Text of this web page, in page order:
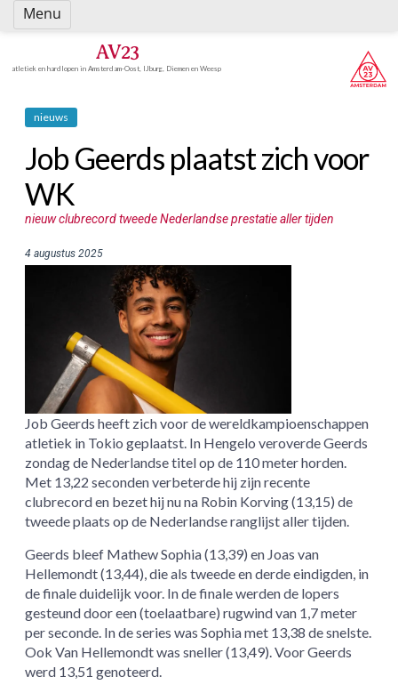
Spring
naar
AV23
atletiek en hardlopen in Amsterdam-Oost, IJburg, Diemen en Weesp
nieuws
Job Geerds plaatst zich voor
WK
nieuw clubrecord tweede Nederlandse prestatie aller tijden
4 augustus 2025
Job Geerds heeft zich voor de wereldkampioenschappen
atletiek in Tokio geplaatst. In Hengelo veroverde Geerds
zondag de Nederlandse titel op de 110 meter horden.
Met 13,22 seconden verbeterde hij zijn recente
clubrecord en bezet hij nu na Robin Korving (13,15) de
tweede plaats op de Nederlandse ranglijst aller tijden.
Geerds bleef Mathew Sophia (13,39) en Joas van
Hellemondt (13,44), die als tweede en derde eindigden, in
de finale duidelijk voor. In de finale werden de lopers
gesteund door een (toelaatbare) rugwind van 1,7 meter
per seconde. In de series was Sophia met 13,38 de snelste.
Ook Van Hellemondt was sneller (13,49). Voor Geerds
werd 13,51 genoteerd.
Menu